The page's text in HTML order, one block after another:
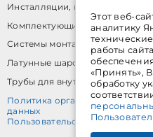
Инсталляции, кнопки,
Комплектующие для водяного
Системы монтажных профилей
Латунные шаровые краны
Трубы для внутренней
Политика организации в
данных
Пользовательское соглашение
Этот веб-
аналитику
работы
«Принять»,
обработку